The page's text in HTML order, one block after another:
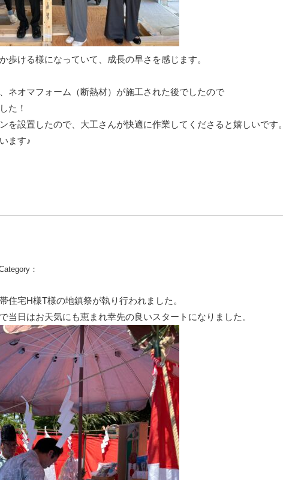
歩ける様になっていて、成長の早さを感じます。
ネオマフォーム（断熱材）が施工された後でしたので
た！
を設置したので、大工さんが快適に作業してくださると嬉しいです。
ます♪
：
住宅H様T様の地鎮祭が執り行われました。
当日はお天気にも恵まれ幸先の良いスタートになりました。